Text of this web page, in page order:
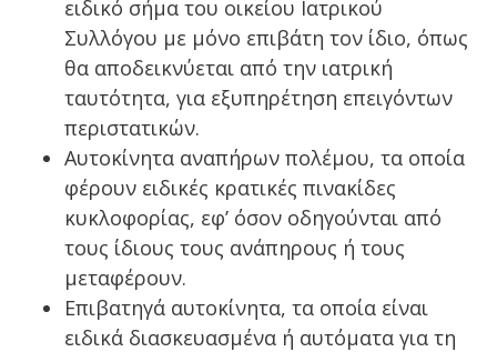
ειδικό σήμα του οικείου Ιατρικού
Συλλόγου με μόνο επιβάτη τον ίδιο, όπως
θα αποδεικνύεται από την ιατρική
ταυτότητα, για εξυπηρέτηση επειγόντων
περιστατικών.
Αυτοκίνητα αναπήρων πολέμου, τα οποία
φέρουν ειδικές κρατικές πινακίδες
κυκλοφορίας, εφ’ όσον οδηγούνται από
τους ίδιους τους ανάπηρους ή τους
μεταφέρουν.
Επιβατηγά αυτοκίνητα, τα οποία είναι
ειδικά διασκευασμένα ή αυτόματα για τη